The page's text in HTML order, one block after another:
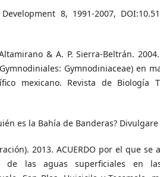
8, 1991-2007,
& A. P. Sierra-Beltrán.
Gymnodiniaceae) en
mexicano. Revista de Biología
es la Bahía de Banderas? Divulgare
2013. ACUERDO por el que se
de las aguas superficiales en